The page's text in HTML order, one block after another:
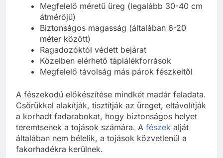
Megfelelő méretű üreg (legalább 30-40 cm
átmérőjű)
Biztonságos magasság (általában 6-20
méter között)
Ragadozóktól védett bejárat
Közelben elérhető táplálékforrások
Megfelelő távolság más párok fészkeitől
A fészekodú előkészítése mindkét madár feladata.
Csőrükkel alakítják, tisztítják az üreget, eltávolítják
a korhadt fadarabokat, hogy biztonságos helyet
teremtsenek a tojások számára. A fészek alját
általában nem bélelik, a tojások közvetlenül a
fakorhadékra kerülnek.